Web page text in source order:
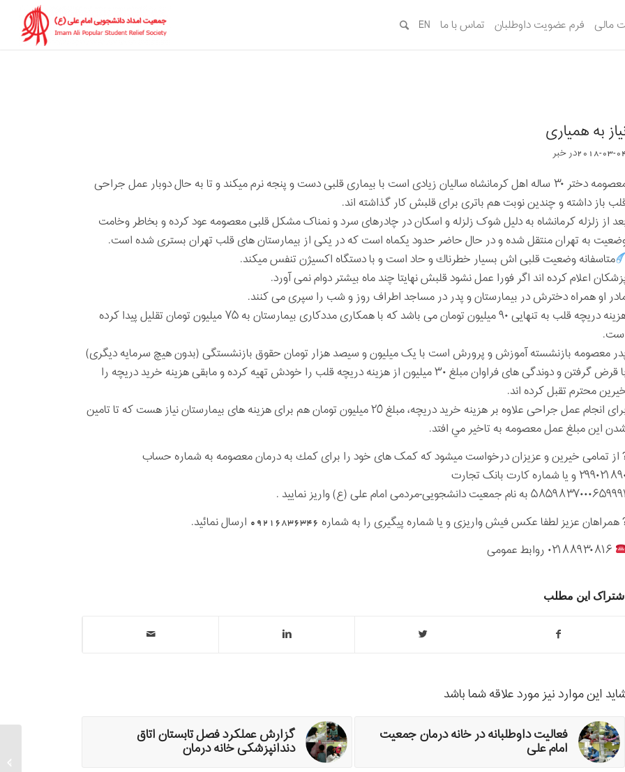
مالی فرم عضویت داوطلبان تماس با ما EN
به همیاری
2018-03-درخبر
معصومه دختر ۳۰ ساله اهل كرمانشاه سالیان زیادی است با بیماری قلبی دست و پنجه نرم میکند و تا به حال دوبار عمل جراحی
باز داشته و چندين نوبت هم باتری برای قلبش كار گذاشته اند.
از زلزله کرمانشاه به دلیل شوک زلزله و اسکان در چادرهای سرد و نمناک مشكل قلبی معصومه عود كرده و بخاطر وخامت
به تهران منتقل شده و در حال حاضر حدود يكماه است كه در يكی از بیمارستان های قلب تهران بستری شده است.
متاسفانه وضعيت قلبی اش بسيار خطرناك و حاد است و با دستگاه اکسیژن تنفس میکند.
اعلام کرده اند اگر فورا عمل نشود قلبش نهایتا چند ماه بيشتر دوام نمی آورد.
او همراه دخترش در بیمارستان و پدر در مساجد اطراف روز و شب را سپری می كنند.
هزینه دریچه قلب به تنهایی ۹۰ میلیون تومان می باشد که با همكاری مددكاری بيمارستان به ۷۵ میلیون تومان تقلیل پیدا کرده
معصومه بازنشسته آموزش و پرورش است با یک میلیون و سیصد هزار تومان حقوق بازنشستگی (بدون هيچ سرمايه ديگری)
با قرض گرفتن و دوندگی های فراوان مبلغ ٣٠ ميليون از هزینه دریچه قلب را خودش تهيه كرده و مابقی هزينه خريد دريچه را
محترم تقبل كرده اند.
برای انجام عمل جراحی علاوه بر هزينه خريد دريچه، مبلغ ٢٥ ميليون تومان هم برای هزينه های بيمارستان نياز هست كه تا تامين
اين مبلغ عمل معصومه به تاخير مي افتد.
از تمامی خیرین و عزیزان درخواست میشود که کمک های خود را برای كمك به درمان معصومه به شماره حساب
و يا شماره كارت بانک تجارت
۵۸۵۹۸۳۷۰۰۰۶۵۹۹۹۱ به نام جمعيت دانشجویی-مردمی امام علی (ع) واريز نماييد .
عزیز لطفا عکس فیش واریزی و یا شماره پیگیری را به شماره 09216836346 ارسال نمائید.
اشتراک این مطلب
این موارد نیز مورد علاقه شما باشد
گزارش عملکرد فصل تابستان اتاق
دندانپزشکی خانه درمان
فعالیت داوطلبانه در خانه درمان جمعیت
امام علی